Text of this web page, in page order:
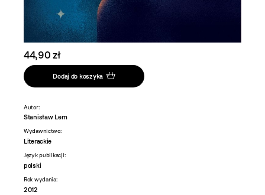
44,90 zł
Dodaj do koszyka
Autor:
Stanisław Lem
Wydawnictwo:
Literackie
Język publikacji:
polski
Rok wydania:
2012